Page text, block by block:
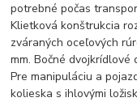
potrebné počas
Klietková konštrukcia
zváraných oceľových
mm. Bočné dvojkrídlové
Pre manipuláciu a
kolieska s ihlovými